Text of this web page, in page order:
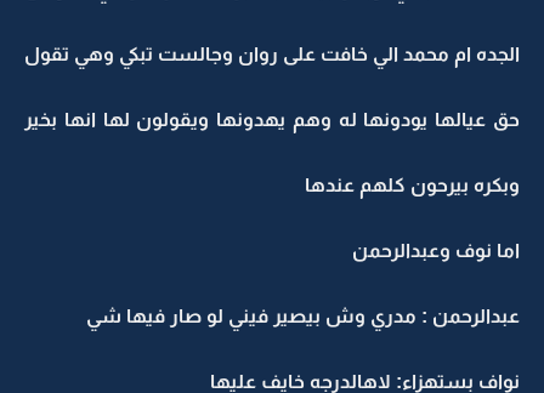
الجده ام محمد الي خافت على روان وجالست تبكي وهي تقول
حق عيالها يودونها له وهم يهدونها ويقولون لها انها بخير
وبكره بيرحون كلهم عندها
اما نوف وعبدالرحمن
عبدالرحمن : مدري وش بيصير فيني لو صار فيها شي
نواف بستهزاء: لاهالدرجه خايف عليها